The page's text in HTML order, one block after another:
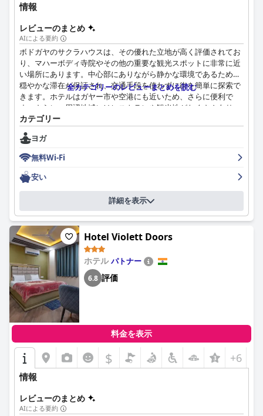
情報
レビューのまとめ
AIによる要約
ボドガヤのサクラハウスは、その優れた立地が高く評価されてお
り、マハーボディ寺院やその他の重要な観光スポットに非常に近
い場所にあります。中心部にありながら静かな環境であるため、
穏やかな滞在が保証され、交通手段を使わずに街を簡単に探索で
きます。ホテルはガヤー市や空港にも近いため、さらに便利で
す。さらに、周辺地域にはレストランや観光地がたくさんあり、
全体的な都市体験を向上させています。
ホテルでは、心地よい屋上テラスで無料の朝食を提供していま
す。トースト、オムレツ、バナナなど、シンプルですが満足のい
くオプションが用意されています。朝食は毎日変わるわけではあ
りませんが、多くのゲストにとって依然として価値のある機能で
す。
宿泊施設に関しては、サクラハウスの客室は広々としていて清潔
で快適で、マハーボディ寺院とタイの僧院の景色を望めます。一
部の部屋には古い家具があり、時折蚊やほこりなどの小さな問題
がありますが、全体的な清潔さとメンテナンスは称賛に値しま
す。バスルームは、基本的で、時には現代的とは言えませんが、
値段に見合う価値のある体験に貢献しています。
清潔さは施設全体に広がり、客室は手入れが行き届いており、毎
日の清掃のゲストのリクエストに応えています。壁、ドア、バス
ルームのタイルなどは、さらなる注意を払うことで改善できます
が、一般的に宿泊施設は清潔で安全、そして快適であると評価さ
サクラハウスの際立った特徴は、その優れたスタッフです。ゲス
トは、ラビ氏やディップ・アグラワル氏の優れたサービスを含
め、チームのフレンドリーさ、気配り、効率性を頻繁に強調して
います。スタッフによるツアーやタクシーの親切な手配は、楽し
くて手間のかからない体験をサポートし、訪問者を歓迎し、滞在
中サポートされていると感じさせます。
全カテゴリーのレビューまとめを読む
カテゴリー
ヨガ
無料Wi-Fi
安い
詳細を表示
Hotel Violett Doors
ホテルパトナー
6.8 評価
料金を表示
$ +6
情報
レビューのまとめ
AIによる要約